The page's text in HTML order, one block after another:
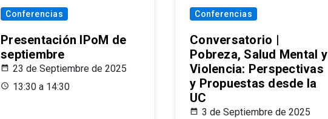
Conferencias
Presentación IPoM de
septiembre
23 de Septiembre de 2025
13:30 a 14:30
Conferencias
Conversatorio |
Pobreza, Salud Mental y
Violencia: Perspectivas
y Propuestas desde la
UC
3 de Septiembre de 2025